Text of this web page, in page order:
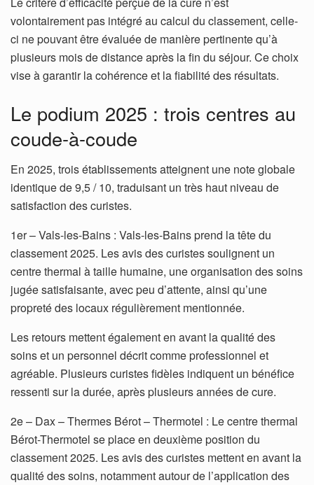
volontairement pas intégré au calcul du classement, celle-
ci ne pouvant être évaluée de manière pertinente qu’à
plusieurs mois de distance après la fin du séjour. Ce choix
vise à garantir la cohérence et la fiabilité des résultats.
Le podium 2025 : trois centres au
coude-à-coude
En 2025, trois établissements atteignent une note globale
identique de 9,5 / 10, traduisant un très haut niveau de
satisfaction des curistes.
1er – Vals-les-Bains : Vals-les-Bains prend la tête du
classement 2025. Les avis des curistes soulignent un
centre thermal à taille humaine, une organisation des soins
jugée satisfaisante, avec peu d’attente, ainsi qu’une
propreté des locaux régulièrement mentionnée.
Les retours mettent également en avant la qualité des
soins et un personnel décrit comme professionnel et
agréable. Plusieurs curistes fidèles indiquent un bénéfice
ressenti sur la durée, après plusieurs années de cure.
2e – Dax – Thermes Bérot – Thermotel : Le centre thermal
Bérot-Thermotel se place en deuxième position du
classement 2025. Les avis des curistes mettent en avant la
qualité des soins, notamment autour de l’application des